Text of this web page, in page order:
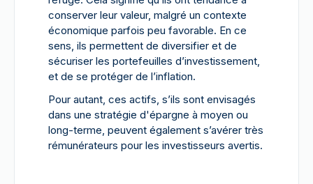
conserver leur valeur, malgré un contexte
économique parfois peu favorable. En ce
sens, ils permettent de diversifier et de
sécuriser les portefeuilles d’investissement,
et de se protéger de l’inflation.
Pour autant, ces actifs, s’ils sont envisagés
dans une stratégie d'épargne à moyen ou
long-terme, peuvent également s’avérer très
rémunérateurs pour les investisseurs avertis.